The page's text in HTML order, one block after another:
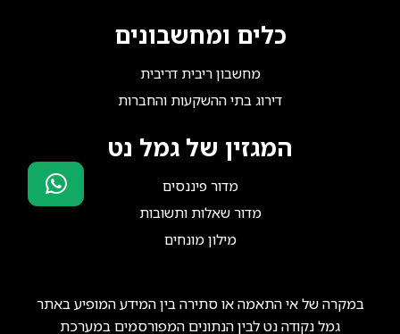
כלים ומחשבונים
מחשבון ריבית דריבית
דירוג בתי ההשקעות והחברות
המגזין של גמל נט
מדור פיננסים
מדור שאלות ותשובות
מילון מונחים
במקרה של אי התאמה או סתירה בין המידע המופיע באתר
גמל נקודה נט לבין הנתונים המפורסמים במערכת